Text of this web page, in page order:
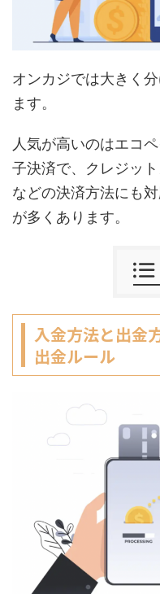
オンカジでは大きく
ます。
人気が高いのはエコ
子決済で、クレジッ
などの決済方法にも
が多くあります。
入金方法と出金
出金ルール